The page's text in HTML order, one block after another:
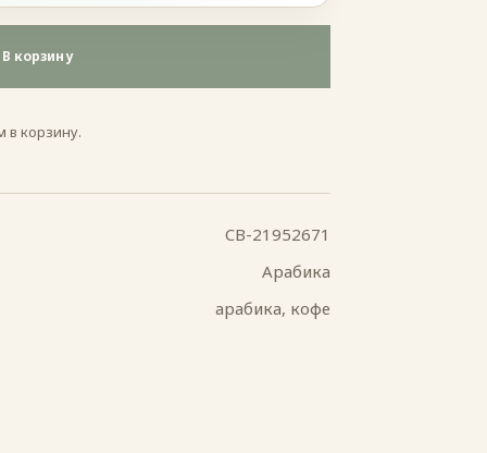
В корзину
корзину.
CB-21952671
Арабика
арабика, кофе